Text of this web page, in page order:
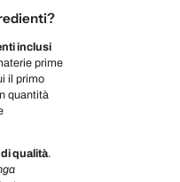
inclusi
prime
il primo
quantità
qualità.